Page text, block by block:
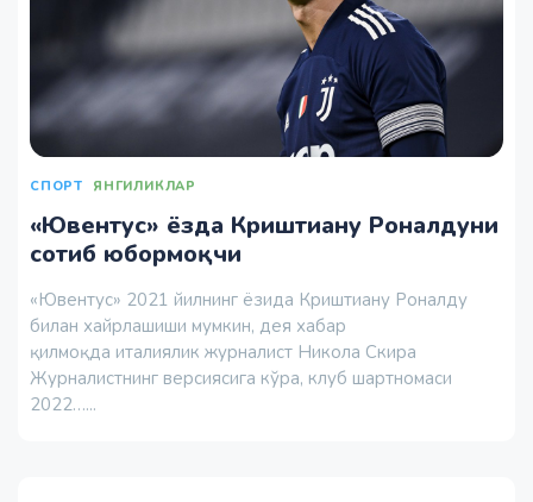
СПОРТ ЯНГИЛИКЛАР
«Ювентус» ёзда Криштиану Роналдуни
сотиб юбормоқчи
«Ювентус» 2021 йилнинг ёзида Криштиану Роналду
билан хайрлашиши мумкин, дея хабар
қилмоқда италиялик журналист Никола Скира
Журналистнинг версиясига кўра, клуб шартномаси
2022…...